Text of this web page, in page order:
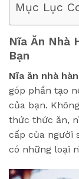
Mục Lục
Nĩa Ăn Nhà
Bạn
Nĩa ăn nhà
góp phần tạo
của bạn.
thức thức ăn,
cấp của người
có những loại